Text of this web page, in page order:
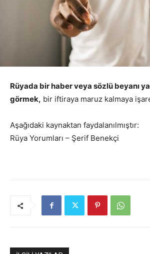
Rüyada bir haber veya sözlü beyanı
görmek, bir iftiraya maruz kalmaya
Aşağıdaki kaynaktan faydalanılmıştır:
Rüya Yorumları – Şerif Benekçi